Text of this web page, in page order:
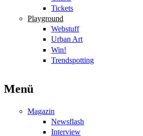
Tickets
Playground
Webstuff
Urban Art
Win!
Trendspotting
Menü
Magazin
Newsflash
Interview